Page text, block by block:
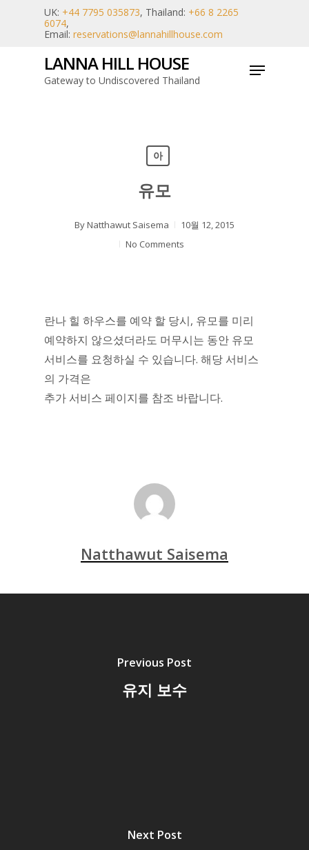
UK: +44 7795 035873, Thailand: +66 8 2265
6074,
Email: reservations@lannahillhouse.com
LANNA HILL HOUSE
Gateway to Undiscovered Thailand
Menu
아
유모
ByNatthawut Saisema
10월 12, 2015
No Comments
란나 힐 하우스를 예약 할 당시, 유모를 미리
예약하지 않으셨더라도 머무시는 동안 유모
서비스를 요청하실 수 있습니다. 해당 서비스
의 가격은
추가 서비스 페이지를 참조 바랍니다.
Natthawut Saisema
Previous Post
유지 보수
Next Post